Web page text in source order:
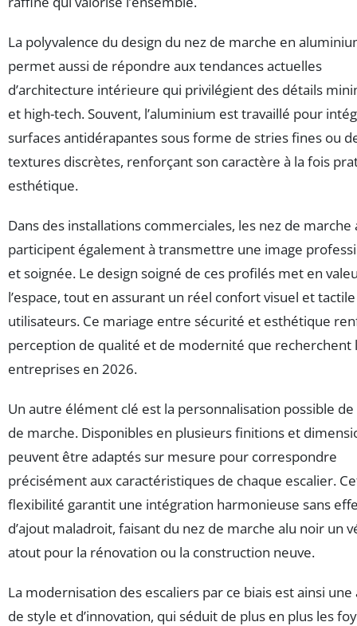
La polyvalence du design du nez de marche en
permet aussi de répondre aux tendances actuelles
d’architecture intérieure qui privilégient des détails
et high-tech. Souvent, l’aluminium est travaillé pour
surfaces antidérapantes sous forme de stries fines ou
textures discrètes, renforçant son caractère à la fois
esthétique.
Dans des installations commerciales, les nez de marche
participent également à transmettre une image
et soignée. Le design soigné de ces profilés met en
l’espace, tout en assurant un réel confort visuel et
utilisateurs. Ce mariage entre sécurité et esthétique
perception de qualité et de modernité que recherchent
entreprises en 2026.
Un autre élément clé est la personnalisation possible de
de marche. Disponibles en plusieurs finitions et
peuvent être adaptés sur mesure pour correspondre
précisément aux caractéristiques de chaque escalier.
flexibilité garantit une intégration harmonieuse sans
d’ajout maladroit, faisant du nez de marche alu noir un
atout pour la rénovation ou la construction neuve.
La modernisation des escaliers par ce biais est ainsi une
de style et d’innovation, qui séduit de plus en plus les